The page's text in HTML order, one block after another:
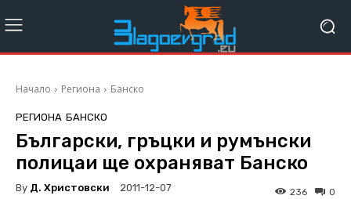
Начало Региона Банско
РЕГИОНА БАНСКО
Български, гръцки и румънски
полицаи ще охраняват Банско
By Д. Христовски 2011-12-07 0
236